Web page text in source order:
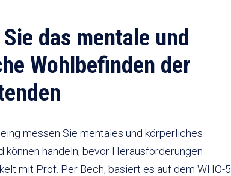
das mentale und
Wohlbefinden der
messen Sie mentales und körperliches
können handeln, bevor Herausforderungen
mit Prof. Per Bech, basiert es auf dem WHO-5